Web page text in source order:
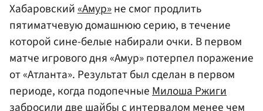
Хабаровский«Амур»не смог продлить
пятиматчевую домашнюю серию, в течение
которой сине-белые набирали очки. В первом
матче игрового дня «Амур» потерпел поражение
от «Атланта». Результат был сделан в первом
периоде, когда подопечныеМилоша Ржиги
забросили две шайбы с интервалом менее чем